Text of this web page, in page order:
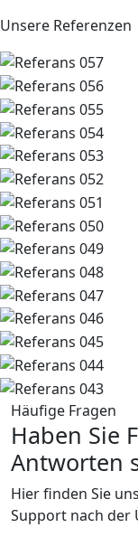
Unsere Referenzen
Häufige Fragen
Haben Sie
Antworten
Hier finden Sie
Support nach der